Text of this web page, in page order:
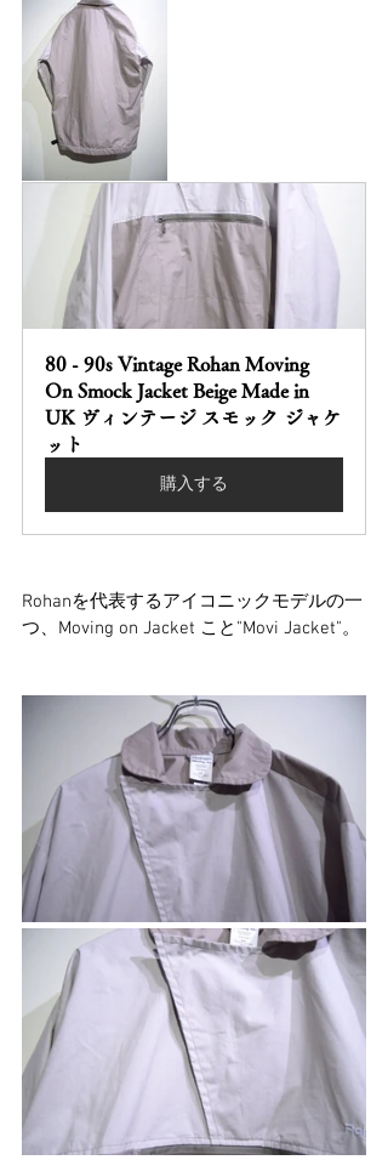
80 - 90s Vintage Rohan Moving
On Smock Jacket Beige Made in
UK ヴィンテージ スモック ジャケ
ット
購入する
Rohanを代表するアイコニックモデルの一
つ、Moving on Jacket こと"Movi Jacket"。